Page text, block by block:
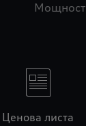
Мощност
Ценова листа